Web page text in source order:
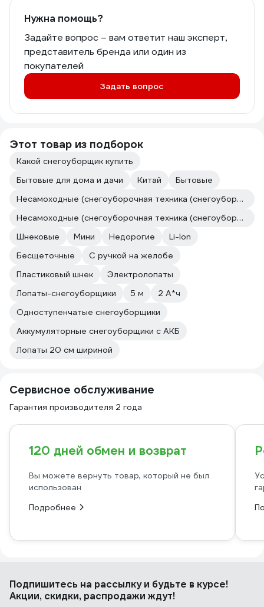
Нужна помощь?
Задайте вопрос – вам ответит наш эксперт,
представитель бренда или один из
покупателей
Задать вопрос
Этот товар из подборок
Какой снегоуборщик купить
Бытовые для дома и дачи
Китай
Бытовые
Несамоходные (снегоуборочная техника (снегоуборщики))
Несамоходные (снегоуборочная техника (снегоуборщики))
Шнековые
Мини Недорогие
Li-Ion
Бесщеточные
С ручкой на желобе
Пластиковый шнек
Электролопаты
Лопаты-снегоуборщики
5 м
2 А*ч
Одноступенчатые снегоуборщики
Аккумуляторные снегоуборщики с АКБ
Лопаты 20 см шириной
Сервисное обслуживание
Гарантия производителя 2 года
120 дней обмен и возврат
Вы можете вернуть товар, который не был
использован
Подробнее
Подпишитесь на рассылкуи будьте в курсе!
Акции, скидки, распродажи ждут!